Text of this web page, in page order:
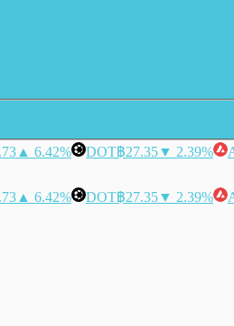
▲ 6.42% DOT฿27.35▼ 2.39%
▲ 6.42% DOT฿27.35▼ 2.39%